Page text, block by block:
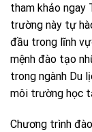
tham khảo ngay
trường này tự
đầu trong lĩnh
mệnh đào tạo
trong ngành Du
môi trường học
Chương trình